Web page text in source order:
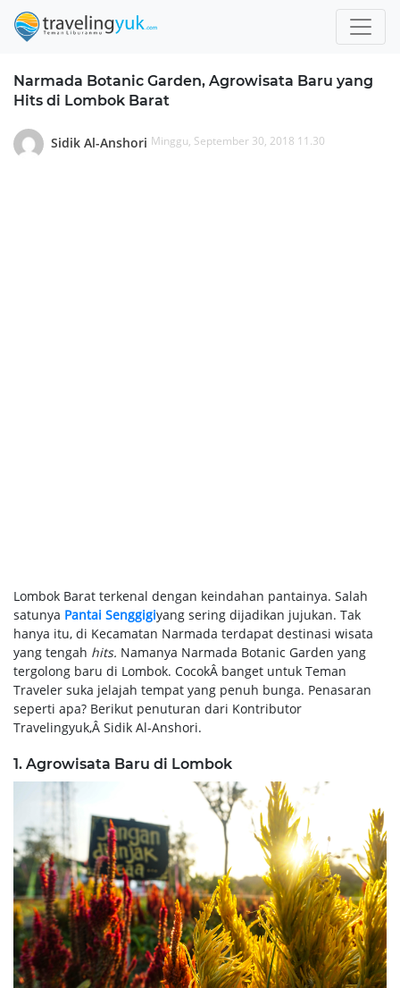
Narmada Botanic Garden, Agrowisata Baru yang
Hits di Lombok Barat
Sidik Al-Anshori Minggu, September 30, 2018 11.30
Lombok Barat terkenal dengan keindahan pantainya. Salah
satunya Pantai Senggigiyang sering dijadikan jujukan. Tak
hanya itu, di Kecamatan Narmada terdapat destinasi wisata
yang tengah hits. Namanya Narmada Botanic Garden yang
tergolong baru di Lombok. CocokÂ banget untuk Teman
Traveler suka jelajah tempat yang penuh bunga. Penasaran
seperti apa? Berikut penuturan dari Kontributor
Travelingyuk,Â Sidik Al-Anshori.
1. Agrowisata Baru di Lombok